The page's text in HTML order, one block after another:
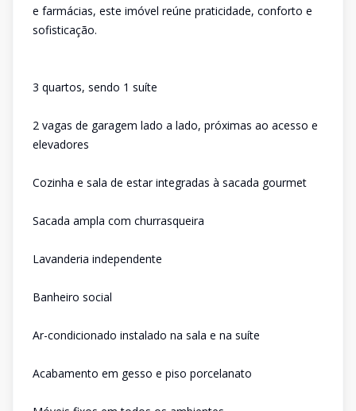
e farmácias, este imóvel reúne praticidade, conforto e
sofisticação.
3 quartos, sendo 1 suíte
2 vagas de garagem lado a lado, próximas ao acesso e
elevadores
Cozinha e sala de estar integradas à sacada gourmet
Sacada ampla com churrasqueira
Lavanderia independente
Banheiro social
Ar-condicionado instalado na sala e na suíte
Acabamento em gesso e piso porcelanato